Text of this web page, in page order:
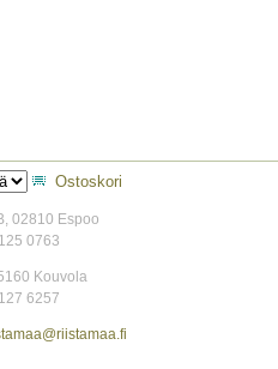
Ostoskori
02810 Espoo
0763
Kouvola
6257